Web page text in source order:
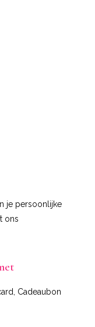
je persoonlijke
ons
Cadeaubon